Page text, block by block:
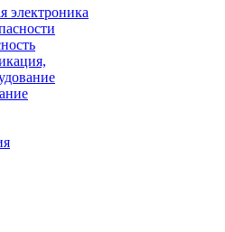
электроника